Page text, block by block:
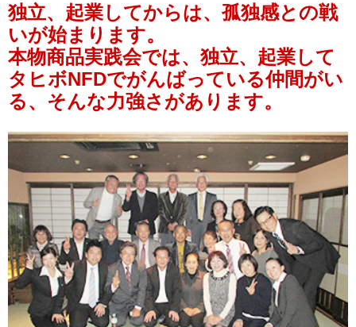
独立、起業してからは、孤独感との戦
いが始まります。
本物商品実践会では、独立、起業して
タヒボNFDでがんばっている仲間がい
る、そんな力強さがあります。